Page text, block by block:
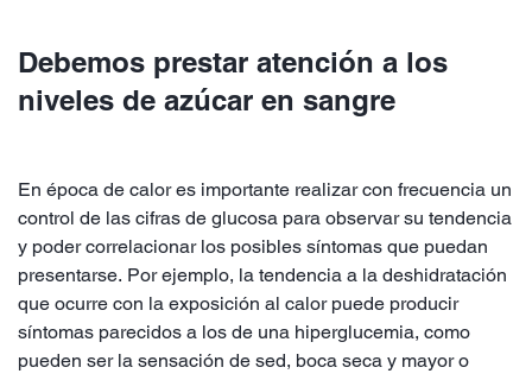
Debemos prestar atención a los
niveles de azúcar en sangre
En época de calor es importante realizar con frecuencia un
control de las cifras de glucosa para observar su tendencia
y poder correlacionar los posibles síntomas que puedan
presentarse. Por ejemplo, la tendencia a la deshidratación
que ocurre con la exposición al calor puede producir
síntomas parecidos a los de una hiperglucemia, como
pueden ser la sensación de sed, boca seca y mayor o